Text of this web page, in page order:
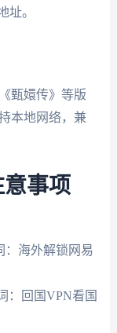
址。
甄嬛传》等版
本地网络，兼
事项
：海外解锁网易
：回国VPN看国